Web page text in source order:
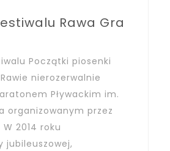
Rawa Gra
Początki piosenki
nierozerwalnie
Pływackim im.
organizowanym przez
W 2014 roku
jubileuszowej,